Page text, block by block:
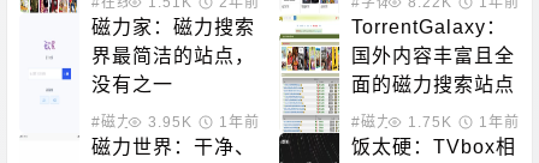
磁力家：磁力搜索
界最简洁的站点，
没有之一
#磁力搜索3.95K 1年前
TorrentGalaxy：
国外内容丰富且全
面的磁力搜索站点
#磁力搜索1.75K 1年前
磁力世界：干净、
饭太硬：TVbox相